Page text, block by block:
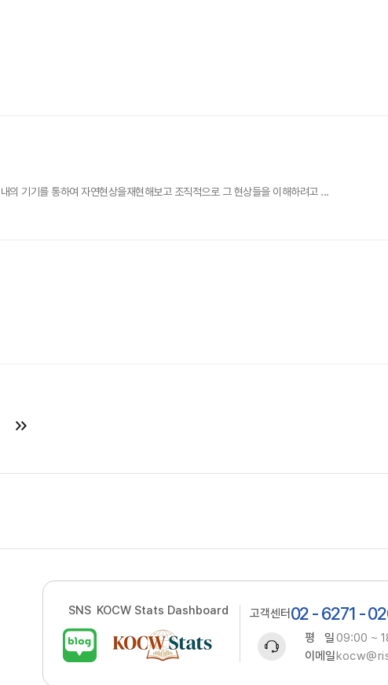
기기를 통하여 자연현상을재현해보고 조직적으로 그 현상들을 이해하려고 ...
SNS KOCW Stats Dashboard 고객센터 02 - 6271 -
평 일09:00 ~
이메일